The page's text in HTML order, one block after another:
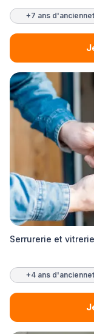
+7 ans
Serrurerie et
+4 ans